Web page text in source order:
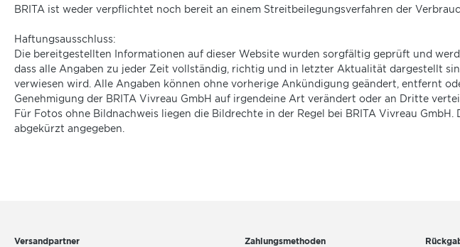
BRITA ist weder verpflichtet noch bereit an einem Streitbeilegungsverfahren der
Haftungsausschluss:
Die bereitgestellten Informationen auf dieser Website wurden sorgfältig geprüft und
dass alle Angaben zu jeder Zeit vollständig, richtig und in letzter Aktualität dargestellt
verwiesen wird. Alle Angaben können ohne vorherige Ankündigung geändert, entfernt
Genehmigung der BRITA Vivreau GmbH auf irgendeine Art verändert oder an Dritte
Für Fotos ohne Bildnachweis liegen die Bildrechte in der Regel bei BRITA Vivreau
abgekürzt angegeben.
Versandpartner Zahlungsmethoden